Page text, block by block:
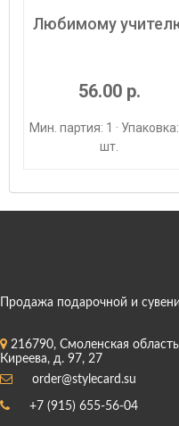
Любимому
56.00 р.
Мин. партия: 1 · Упаковка:
шт.
Продажа подарочной и
216790, Смоленская
Киреева, д. 97, 27
order@stylecard.su
+7 (915) 655-56-04